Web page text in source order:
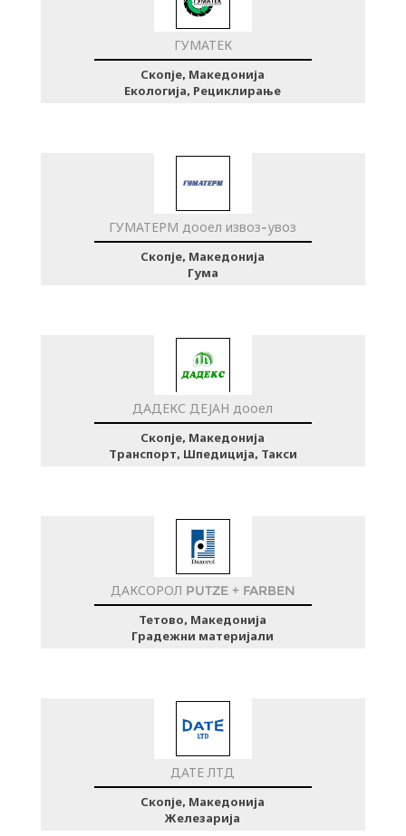
ГУМАТЕК
Скопје, Македонија
Екологија, Рециклирање
ГУМАТЕРМ дооел извоз-увоз
Скопје, Македонија
Гума
ДАДЕКС ДЕЈАН дооел
Скопје, Македонија
Транспорт, Шпедиција, Такси
ДАКСОРОЛ PUTZE + FARBEN
Тетово, Македонија
Градежни материјали
ДАТЕ ЛТД
Скопје, Македонија
Железарија